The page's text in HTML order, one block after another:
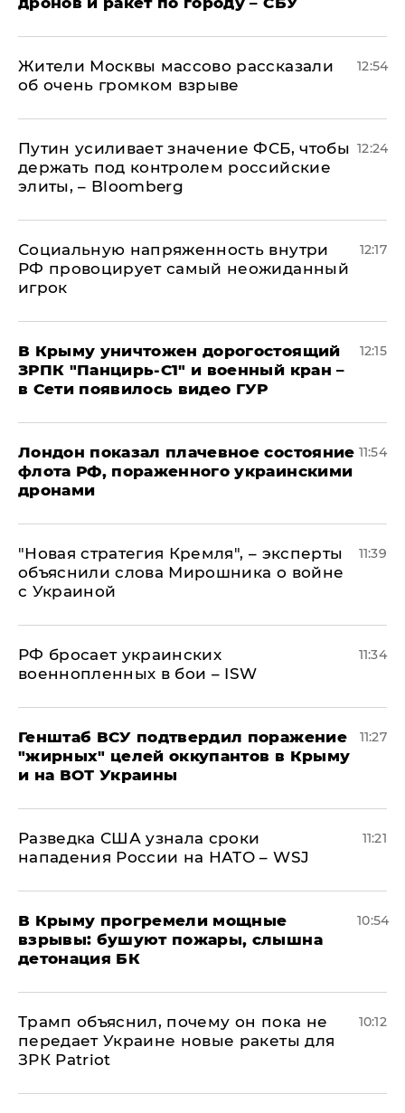
Жители Москвы массово рассказали
об очень громком взрыве
12:54
Путин усиливает значение ФСБ, чтобы
держать под контролем российские
элиты, – Bloomberg
12:24
Социальную напряженность внутри
РФ провоцирует самый неожиданный
игрок
12:17
В Крыму уничтожен дорогостоящий
ЗРПК "Панцирь-С1" и военный кран –
в Сети появилось видео ГУР
12:15
Лондон показал плачевное состояние
флота РФ, пораженного украинскими
дронами
11:54
"Новая стратегия Кремля", – эксперты
объяснили слова Мирошника о войне
с Украиной
11:39
РФ бросает украинских
военнопленных в бои – ISW
11:34
Генштаб ВСУ подтвердил поражение
"жирных" целей оккупантов в Крыму
и на ВОТ Украины
11:27
Разведка США узнала сроки
нападения России на НАТО – WSJ
11:21
В Крыму прогремели мощные
взрывы: бушуют пожары, слышна
детонация БК
10:54
Трамп объяснил, почему он пока не
передает Украине новые ракеты для
ЗРК Patriot
10:12